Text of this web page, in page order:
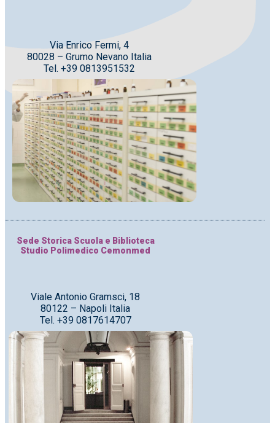
Via Enrico Fermi, 4
80028 – Grumo Nevano Italia
Tel. +39 0813951532
Sede Storica Scuola e Biblioteca
Studio Polimedico Cemonmed
Viale Antonio Gramsci, 18
80122 – Napoli Italia
Tel. +39 0817614707